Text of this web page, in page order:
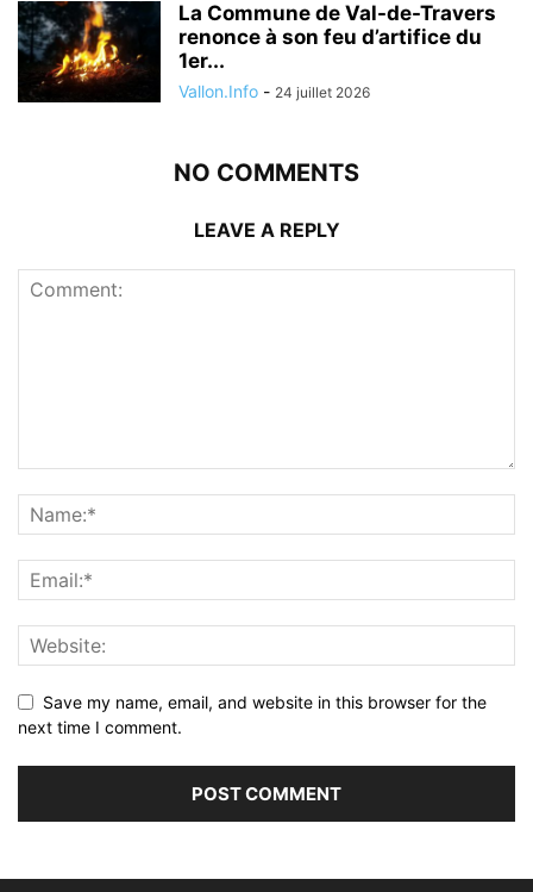
La Commune de Val-de-Travers
renonce à son feu d’artifice du
1er...
Vallon.Info - 24 juillet 2026
NO COMMENTS
LEAVE A REPLY
Save my name, email, and website in this browser for the
next time I comment.